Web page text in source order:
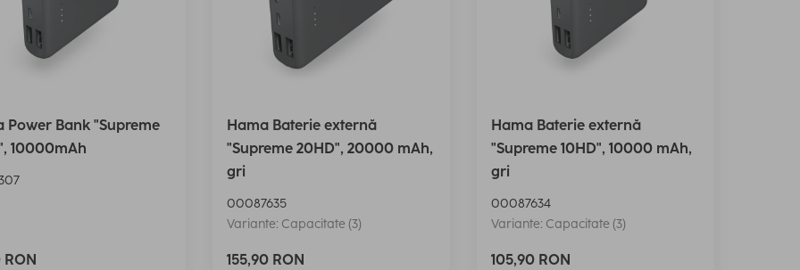
Power Bank "Supreme
10000mAh
RON
Hama Baterie externă
"Supreme 20HD", 20000 mAh,
gri
00087635
Variante: Capacitate (3)
155,90 RON
Hama Baterie externă
"Supreme 10HD", 10000 mAh,
gri
00087634
Variante: Capacitate (3)
105,90 RON